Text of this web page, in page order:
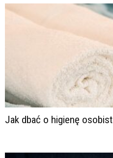
Jak dbać o higienę